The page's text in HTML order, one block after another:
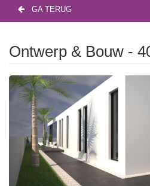
GA TERUG
Ontwerp & Bouw -